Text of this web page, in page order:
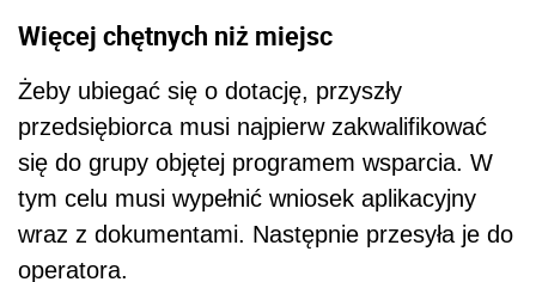
Więcej chętnych niż miejsc
Żeby ubiegać się o dotację, przyszły
przedsiębiorca musi najpierw zakwalifikować
się do grupy objętej programem wsparcia. W
tym celu musi wypełnić wniosek aplikacyjny
wraz z dokumentami. Następnie przesyła je do
operatora.